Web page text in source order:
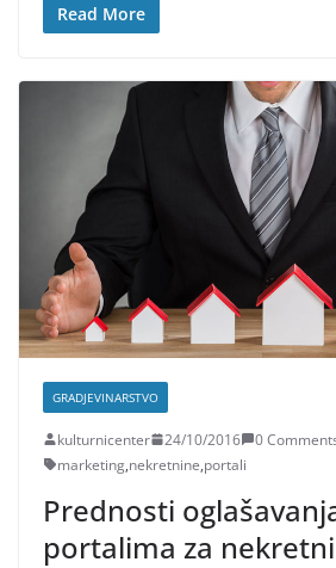
Read More
GRADJEVINARSTVO
kulturnicenter 24/10/2016
0
marketing,nekretnine,portali
Prednosti
portalima za